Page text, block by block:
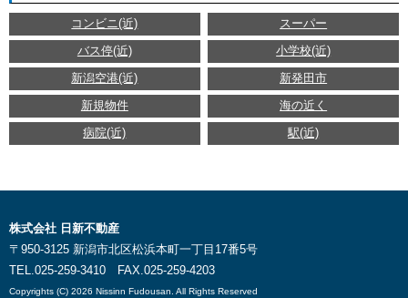
コンビニ(近)
スーパー
バス停(近)
小学校(近)
新潟空港(近)
新発田市
新規物件
海の近く
病院(近)
駅(近)
株式会社 日新不動産
〒950-3125 新潟市北区松浜本町一丁目17番5号
TEL.025-259-3410 FAX.025-259-4203
Copyrights (C) 2026 Nissinn Fudousan. All Rights Reserved